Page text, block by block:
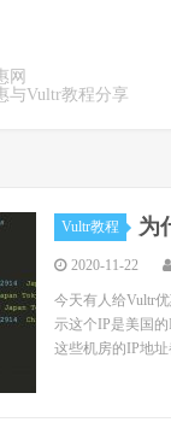
网
与Vultr教程分享
Vultr教程 为
2020-11-22
今天有人给Vultr
示这个IP是美国
这些机房的IP地址